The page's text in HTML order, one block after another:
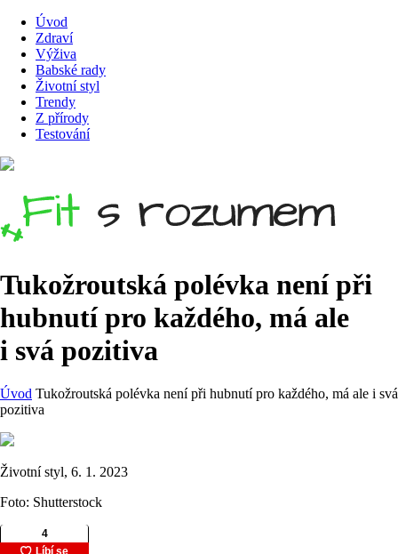
Úvod
Zdraví
Výživa
Babské rady
Životní styl
Trendy
Z přírody
Testování
Tukožroutská polévka není při
hubnutí pro každého, má ale
i svá pozitiva
Úvod Tukožroutská polévka není při hubnutí pro každého, má ale i svá
pozitiva
Životní styl, 6. 1. 2023
Foto: Shutterstock